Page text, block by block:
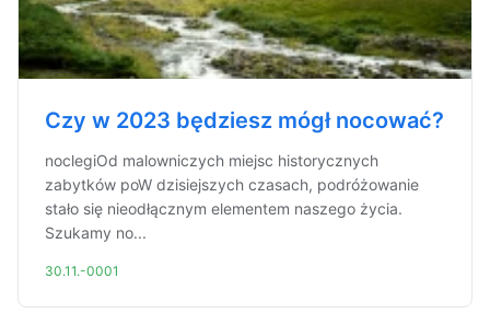
Czy w 2023 będziesz mógł nocować?
noclegiOd malowniczych miejsc historycznych
zabytków poW dzisiejszych czasach, podróżowanie
stało się nieodłącznym elementem naszego życia.
Szukamy no...
30.11.-0001